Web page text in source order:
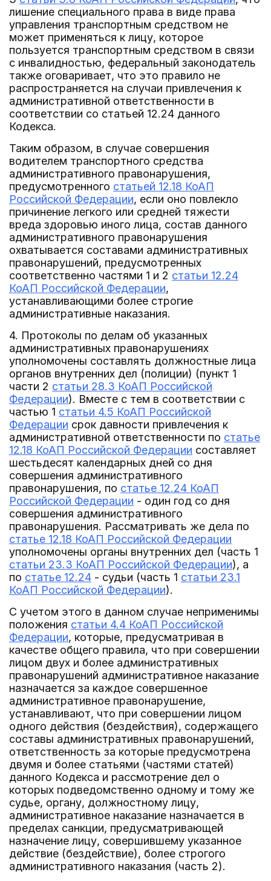
лишение специального права в виде права
управления транспортным средством не
может применяться к лицу, которое
пользуется транспортным средством в связи
с инвалидностью, федеральный законодатель
также оговаривает, что это правило не
распространяется на случаи привлечения к
административной ответственности в
соответствии со статьей 12.24 данного
Кодекса.
Таким образом, в случае совершения
водителем транспортного средства
административного правонарушения,
предусмотренного статьей 12.18 КоАП
Российской Федерации, если оно повлекло
причинение легкого или средней тяжести
вреда здоровью иного лица, состав данного
административного правонарушения
охватывается составами административных
правонарушений, предусмотренных
соответственно частями 1 и 2 статьи 12.24
КоАП Российской Федерации,
устанавливающими более строгие
административные наказания.
4. Протоколы по делам об указанных
административных правонарушениях
уполномочены составлять должностные лица
органов внутренних дел (полиции) (пункт 1
части 2 статьи 28.3 КоАП Российской
Федерации). Вместе с тем в соответствии с
частью 1 статьи 4.5 КоАП Российской
Федерации срок давности привлечения к
административной ответственности по статье
12.18 КоАП Российской Федерации составляет
шестьдесят календарных дней со дня
совершения административного
правонарушения, по статье 12.24 КоАП
Российской Федерации - один год со дня
совершения административного
правонарушения. Рассматривать же дела по
статье 12.18 КоАП Российской Федерации
уполномочены органы внутренних дел (часть 1
статьи 23.3 КоАП Российской Федерации), а
по статье 12.24 - судьи (часть 1 статьи 23.1
КоАП Российской Федерации).
С учетом этого в данном случае неприменимы
положения статьи 4.4 КоАП Российской
Федерации, которые, предусматривая в
качестве общего правила, что при совершении
лицом двух и более административных
правонарушений административное наказание
назначается за каждое совершенное
административное правонарушение,
устанавливают, что при совершении лицом
одного действия (бездействия), содержащего
составы административных правонарушений,
ответственность за которые предусмотрена
двумя и более статьями (частями статей)
данного Кодекса и рассмотрение дел о
которых подведомственно одному и тому же
судье, органу, должностному лицу,
административное наказание назначается в
пределах санкции, предусматривающей
назначение лицу, совершившему указанное
действие (бездействие), более строгого
административного наказания (часть 2).